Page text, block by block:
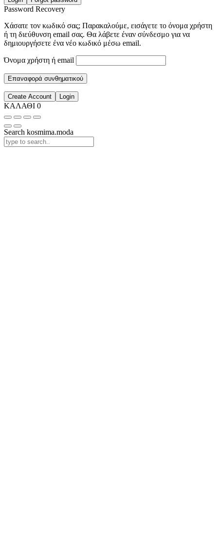
Password Recovery
Χάσατε τον κωδικό σας; Παρακαλούμε, εισάγετε το όνομα χρήστη
ή τη διεύθυνση email σας. Θα λάβετε έναν σύνδεσμο για να
δημιουργήσετε ένα νέο κωδικό μέσω email.
Όνομα χρήστη ή email
Επαναφορά συνθηματικού
Create Account Login
ΚΑΛΑΘΙ 0
Search kosmima.moda